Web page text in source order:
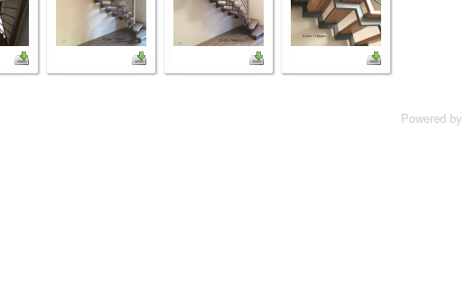
Powered by